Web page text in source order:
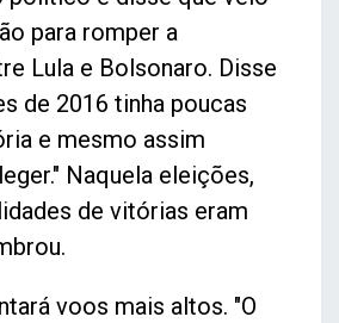
para romper a
Lula e Bolsonaro. Disse
de 2016 tinha poucas
e mesmo assim
Naquela eleições,
de vitórias eram
voos mais altos. "O